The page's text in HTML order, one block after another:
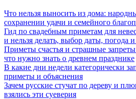
Что нельзя выносить из дома:
сохранении удачи и семейного
Гид по свадебным приметам для
и нельзя делать, выбор даты, погода
Приметы счастья и страшные
что нужно знать о древнем празднике
В какие дни недели категорически
приметы и объяснения
Зачем русские стучат по дереву и
взялись эти суеверия